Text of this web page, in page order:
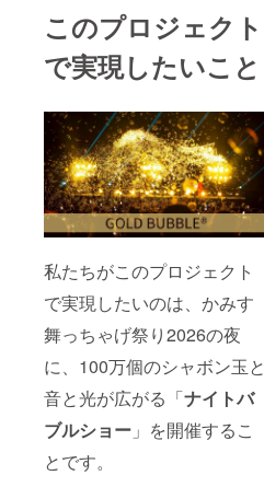
このプロジェクト
で実現したいこと
私たちがこのプロジェクト
で実現したいのは、かみす
舞っちゃげ祭り2026の夜
に、100万個のシャボン玉と
音と光が広がる「ナイトバ
ブルショー 」を開催するこ
とです。